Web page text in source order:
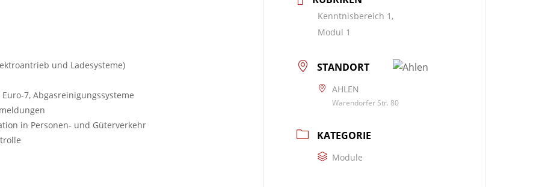
und Ladesysteme)
7, Abgasreinigungssysteme
in Personen- und Güterverkehr
Kenntnisbereich 1,
Modul 1
STANDORT
AHLEN
Warendorfer Str. 80
KATEGORIE
Module